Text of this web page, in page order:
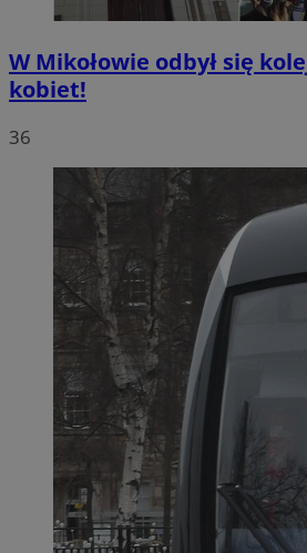
W Mikołowie odbył się
kobiet!
36